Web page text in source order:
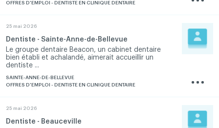
OFFRES D'EMPLOI - DENTISTE EN CLINIQUE DENTAIRE
Dentiste - Sainte-Anne-de-Bellevue
Le groupe dentaire Beacon, un cabinet dentaire
bien établi et achalandé, aimerait accueillir un
dentiste ...
25 mai 2026
SAINTE-ANNE-DE-BELLEVUE
OFFRES D'EMPLOI - DENTISTE EN CLINIQUE DENTAIRE
Dentiste - Beauceville
25 mai 2026